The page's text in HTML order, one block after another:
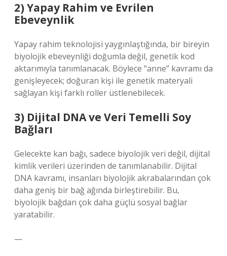
2) Yapay Rahim ve Evrilen
Ebeveynlik
Yapay rahim teknolojisi yaygınlaştığında, bir bireyin
biyolojik ebeveynliği doğumla değil, genetik kod
aktarımıyla tanımlanacak. Böylece “anne” kavramı da
genişleyecek; doğuran kişi ile genetik materyali
sağlayan kişi farklı roller üstlenebilecek.
3) Dijital DNA ve Veri Temelli Soy
Bağları
Gelecekte kan bağı, sadece biyolojik veri değil, dijital
kimlik verileri üzerinden de tanımlanabilir. Dijital
DNA kavramı, insanları biyolojik akrabalarından çok
daha geniş bir bağ ağında birleştirebilir. Bu,
biyolojik bağdan çok daha güçlü sosyal bağlar
yaratabilir.
—